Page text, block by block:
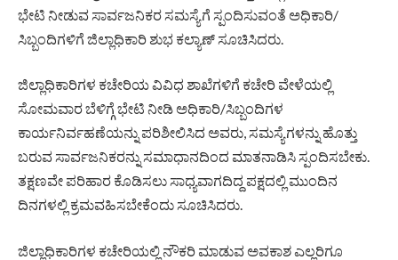
ಭೇಟಿ ನೀಡುವ ಸಾರ್ವಜನಿಕರ ಸಮಸ್ಯೆಗೆ ಸ್ಪಂದಿಸುವಂತೆ ಅಧಿಕಾರಿ/
ಸಿಬ್ಬಂದಿಗಳಿಗೆ ಜಿಲ್ಲಾಧಿಕಾರಿ ಶುಭ ಕಲ್ಯಾಣ್ ಸೂಚಿಸಿದರು.
ಜಿಲ್ಲಾಧಿಕಾರಿಗಳ ಕಚೇರಿಯ ವಿವಿಧ ಶಾಖೆಗಳಿಗೆ ಕಚೇರಿ ವೇಳೆಯಲ್ಲಿ
ಸೋಮವಾರ ಬೆಳಿಗ್ಗೆ ಭೇಟಿ ನೀಡಿ ಅಧಿಕಾರಿ/ಸಿಬ್ಬಂದಿಗಳ
ಕಾರ್ಯನಿರ್ವಹಣೆಯನ್ನು ಪರಿಶೀಲಿಸಿದ ಅವರು, ಸಮಸ್ಯೆಗಳನ್ನು ಹೊತ್ತು
ಬರುವ ಸಾರ್ವಜನಿಕರನ್ನು ಸಮಾಧಾನದಿಂದ ಮಾತನಾಡಿಸಿ ಸ್ಪಂದಿಸಬೇಕು.
ತಕ್ಷಣವೇ ಪರಿಹಾರ ಕೊಡಿಸಲು ಸಾಧ್ಯವಾಗದಿದ್ದ ಪಕ್ಷದಲ್ಲಿ ಮುಂದಿನ
ದಿನಗಳಲ್ಲಿ ಕ್ರಮವಹಿಸಬೇಕೆಂದು ಸೂಚಿಸಿದರು.
ಜಿಲ್ಲಾಧಿಕಾರಿಗಳ ಕಚೇರಿಯಲ್ಲಿ ನೌಕರಿ ಮಾಡುವ ಅವಕಾಶ ಎಲ್ಲರಿಗೂ